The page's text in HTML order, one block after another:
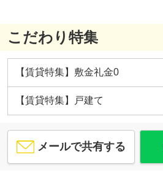
こだわり特集
【賃貸特集】敷金礼金0
【賃貸特集】戸建て
メールで共有する